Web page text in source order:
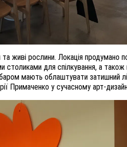
живі рослини. Локація продумано
для спілкування, а
мають облаштувати затишний
Примаченко у сучасному арт-